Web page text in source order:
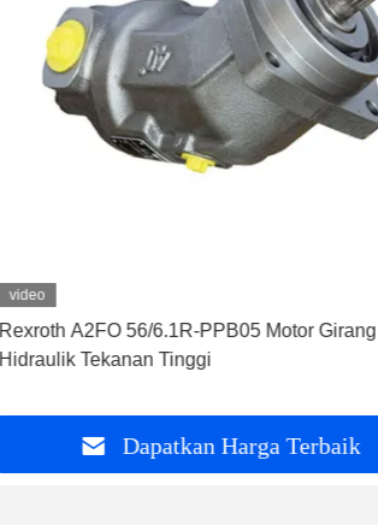
video
Rexroth A2FO 56/6.1R-PPB05 Motor Girang
Hidraulik Tekanan Tinggi
Dapatkan Harga Terbaik